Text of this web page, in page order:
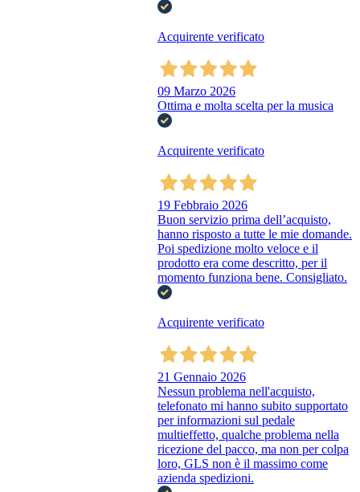
Acquirente verificato
09 Marzo 2026
Ottima e molta scelta per la musica
Acquirente verificato
19 Febbraio 2026
Buon servizio prima dell’acquisto,
hanno risposto a tutte le mie domande.
Poi spedizione molto veloce e il
prodotto era come descritto, per il
momento funziona bene. Consigliato.
Acquirente verificato
21 Gennaio 2026
Nessun problema nell'acquisto,
telefonato mi hanno subito supportato
per informazioni sul pedale
multieffetto, qualche problema nella
ricezione del pacco, ma non per colpa
loro, GLS non è il massimo come
azienda spedizioni.